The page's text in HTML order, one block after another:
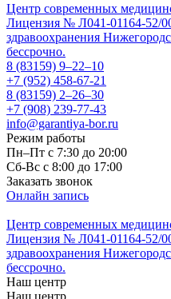
Центр современных
Лицензия № Л041-01164-52/
здравоохранения
бессрочно.
8 (83159) 9–22–10
+7 (952) 458-67-21
8 (83159) 2–26–30
+7 (908) 239-77-43
info@garantiya-bor.ru
Режим работы
Пн–Пт с 7:30 до 20:00
Cб-Вс с 8:00 до 17:00
Заказать звонок
Онлайн запись
Центр современных
Лицензия № Л041-01164-52/
здравоохранения
бессрочно.
Наш центр
Наш центр